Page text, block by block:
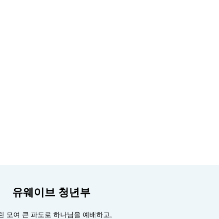
유웨이브 청년부
모여 큰 파도로 하나님을 예배하고,